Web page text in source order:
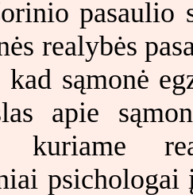
pasaulio
realybės
sąmonė
apie
kuriame
psichologai